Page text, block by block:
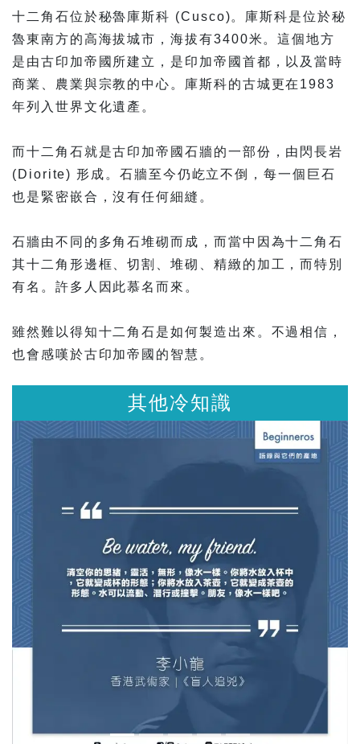
十二角石位於秘魯庫斯科 (Cusco)。庫斯科是位於秘
魯東南方的高海拔城市，海拔有3400米。這個地方
是由古印加帝國所建立，是印加帝國首都，以及當時
商業、農業與宗教的中心。庫斯科的古城更在1983
年列入世界文化遺產。
而十二角石就是古印加帝國石牆的一部份，由閃長岩
(Diorite) 形成。石牆至今仍屹立不倒，每一個巨石
也是緊密嵌合，沒有任何細縫。
石牆由不同的多角石堆砌而成，而當中因為十二角石
其十二角形邊框、切割、堆砌、精緻的加工，而特別
有名。許多人因此慕名而來。
雖然難以得知十二角石是如何製造出來。不過相信，
也會感嘆於古印加帝國的智慧。
其他冷知識